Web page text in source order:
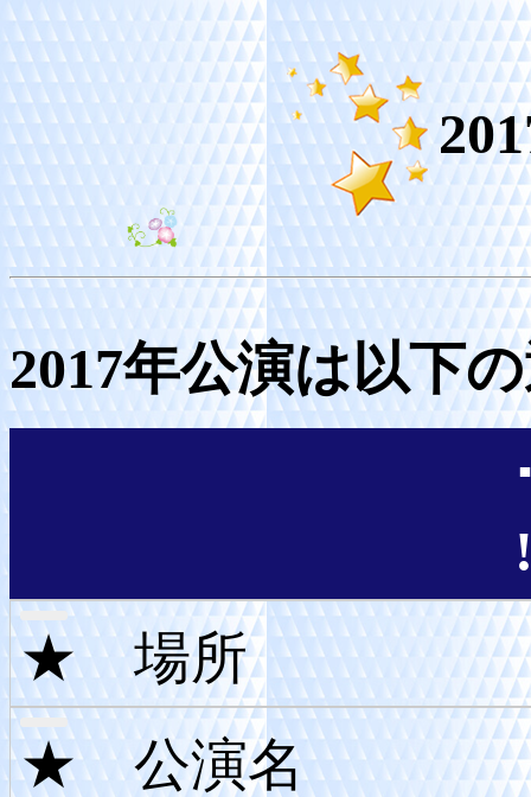
2017年公演は以下
★ 場所
★ 公演名